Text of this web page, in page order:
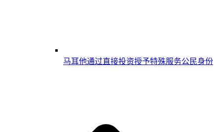
马耳他通过直接投资授予特殊服务公民身份